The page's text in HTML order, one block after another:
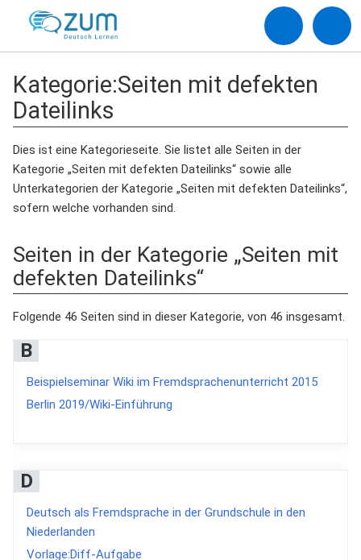
Kategorie:Seiten mit defekten
Dateilinks
Dies ist eine Kategorieseite. Sie listet alle Seiten in der
Kategorie „Seiten mit defekten Dateilinks“ sowie alle
Unterkategorien der Kategorie „Seiten mit defekten Dateilinks“,
sofern welche vorhanden sind.
Seiten in der Kategorie „Seiten mit
defekten Dateilinks“
Folgende 46 Seiten sind in dieser Kategorie, von 46 insgesamt.
B
Beispielseminar Wiki im Fremdsprachenunterricht 2015
Berlin 2019/Wiki-Einführung
D
Deutsch als Fremdsprache in der Grundschule in den
Niederlanden
Vorlage:Diff-Aufgabe